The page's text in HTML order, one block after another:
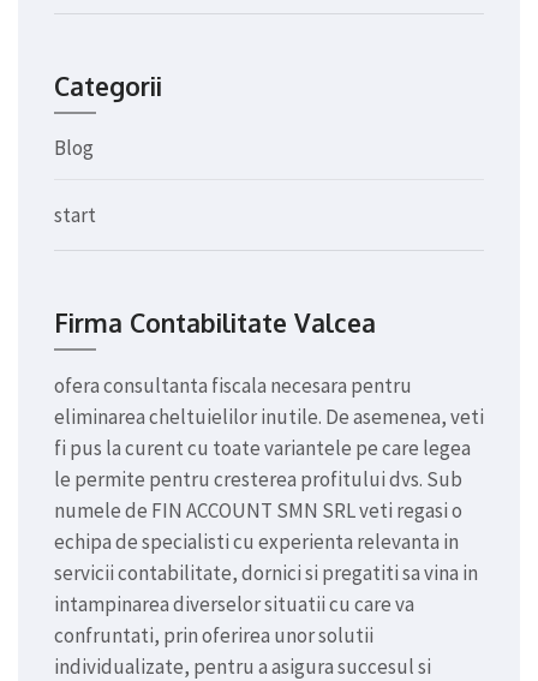
Categorii
Blog
start
Firma Contabilitate Valcea
ofera consultanta fiscala necesara pentru
eliminarea cheltuielilor inutile. De asemenea, veti
fi pus la curent cu toate variantele pe care legea
le permite pentru cresterea profitului dvs. Sub
numele de FIN ACCOUNT SMN SRL veti regasi o
echipa de specialisti cu experienta relevanta in
servicii contabilitate, dornici si pregatiti sa vina in
intampinarea diverselor situatii cu care va
confruntati, prin oferirea unor solutii
individualizate, pentru a asigura succesul si